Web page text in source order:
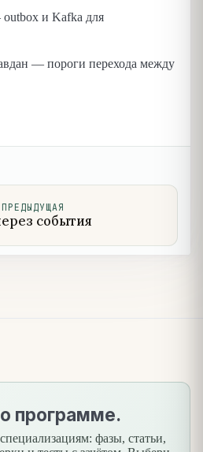
и Kafka для
— пороги перехода между
ПРЕДЫДУЩАЯ
события
программе.
фазы, статьи,